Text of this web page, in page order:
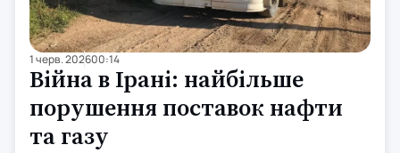
1 черв. 202600:14
Війна в Ірані: найбільше
порушення поставок нафти
та газу